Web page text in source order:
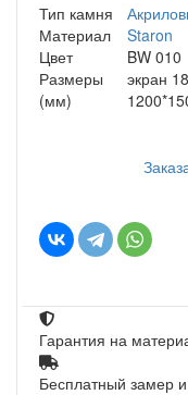
Тип камня
Материал
Staron
Цвет
BW 010
Размеры
(мм)
экран
Гарантия на
Бесплатный замер и